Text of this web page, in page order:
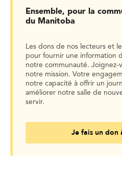
Ensemble, pour la
du Manitoba
Les dons de nos lecteurs et
pour fournir une information
notre communauté. Joignez-
notre mission. Votre
notre capacité à offrir un
améliorer notre salle de
servir.
Je fais un don